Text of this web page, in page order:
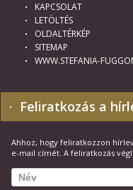
KAPCSOLAT
LETÖLTÉS
OLDALTÉRKÉP
SITEMAP
WWW.STEFANIA-
Feliratkozás a
Ahhoz, hogy feliratkozzon
e-mail címét. A feliratkozás